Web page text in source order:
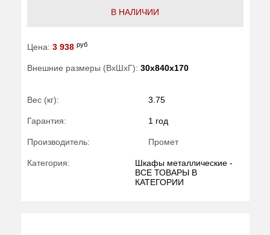
В НАЛИЧИИ
Цена: 3 938 руб
Внешние размеры (ВхШхГ): 30x840x170
Вес (кг): 3.75
Гарантия: 1 год
Производитель: Промет
Категория:
Шкафы металлические -
ВСЕ ТОВАРЫ В
КАТЕГОРИИ